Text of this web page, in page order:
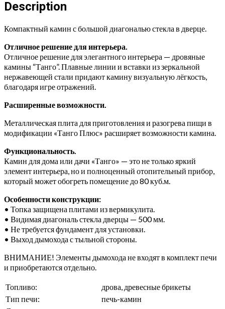
Description
Компактный камин с большой диагональю стекла в дверце.
Отличное решение для интерьера.
Отличное решение для элегантного интерьера — дровяные
камины “Танго”. Плавные линии и вставки из зеркальной
нержавеющей стали придают камину визуальную лёгкость,
благодаря игре отражений.
Расширенные возможности.
Металлическая плита для приготовления и разогрева пищи в
модификации «Танго Плюс» расширяет возможности камина.
Функциональность.
Камин для дома или дачи «Танго» — это не только яркий
элемент интерьера, но и полноценный отопительный прибор,
который может обогреть помещение до 80 куб.м.
Особенности конструкции:
• Топка защищена плитами из вермикулита.
• Видимая диагональ стекла дверцы — 500 мм.
• Не требуется фундамент для установки.
• Выход дымохода с тыльной стороны.
ВНИМАНИЕ! Элементы дымохода не входят в комплект печи
и приобретаются отдельно.
Топливо:
дрова, древесные брикеты
Тип печи:
печь-камин